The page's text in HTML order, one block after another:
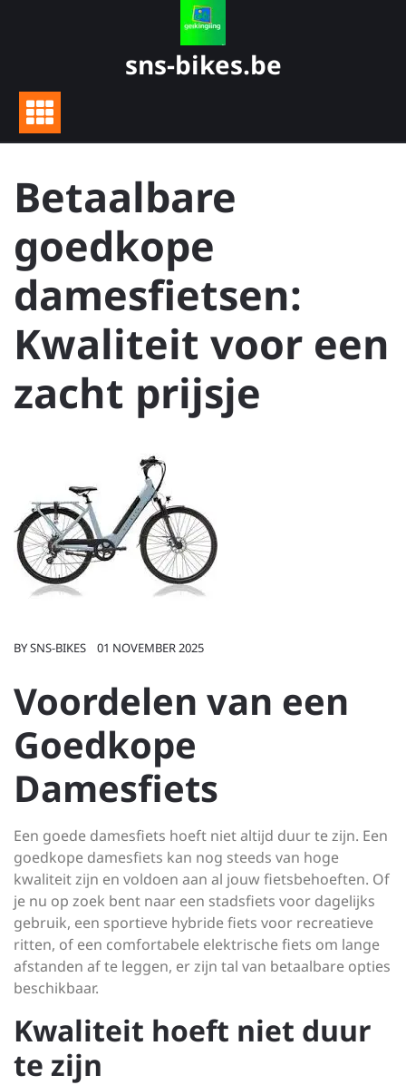
sns-bikes.be
Betaalbare
goedkope
damesfietsen:
Kwaliteit voor een
zacht prijsje
BYSNS-BIKES 01 NOVEMBER 2025
Voordelen van een
Goedkope
Damesfiets
Een goede damesfiets hoeft niet altijd duur te zijn. Een
goedkope damesfiets kan nog steeds van hoge
kwaliteit zijn en voldoen aan al jouw fietsbehoeften. Of
je nu op zoek bent naar een stadsfiets voor dagelijks
gebruik, een sportieve hybride fiets voor recreatieve
ritten, of een comfortabele elektrische fiets om lange
afstanden af te leggen, er zijn tal van betaalbare opties
beschikbaar.
Kwaliteit hoeft niet duur
te zijn